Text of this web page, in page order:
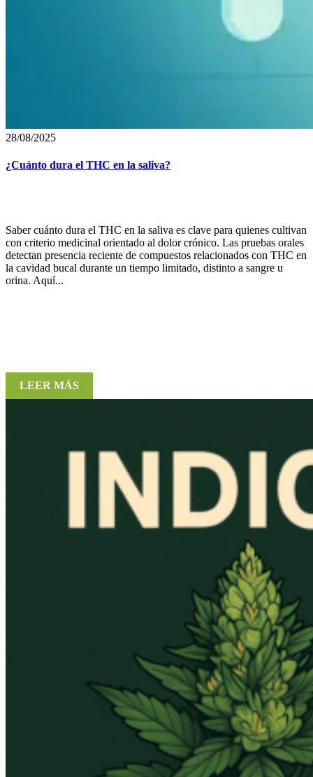
28/08/2025
¿Cuánto dura el THC en la saliva?
Saber cuánto dura el THC en la saliva es clave para quienes cultivan
con criterio medicinal orientado al dolor crónico. Las pruebas orales
detectan presencia reciente de compuestos relacionados con THC en
la cavidad bucal durante un tiempo limitado, distinto a sangre u
orina. Aquí...
LEER MÁS